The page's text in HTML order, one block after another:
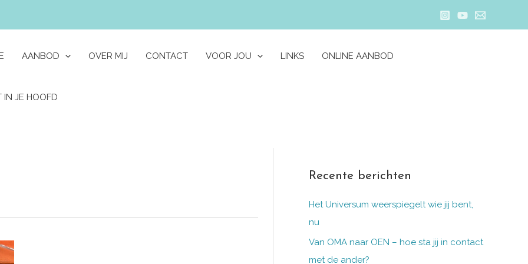
AANBOD OVER MIJ CONTACT VOOR JOU LINKS ONLINE AANBOD
IN JE HOOFD
Recente berichten
Het Universum weerspiegelt wie jij bent,
nu
Van OMA naar OEN – hoe sta jij in contact
met de ander?